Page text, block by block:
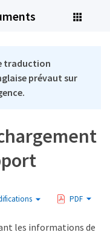
traduction
prévaut sur
PDF
les informations de